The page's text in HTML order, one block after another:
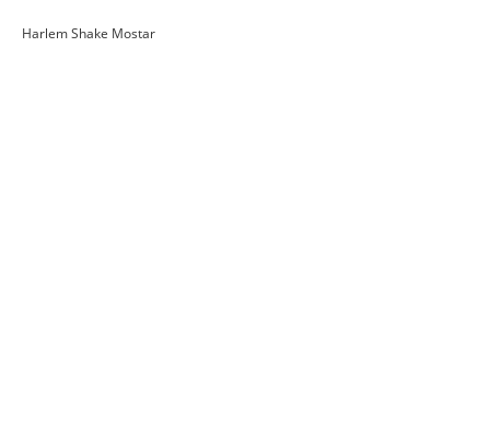
Harlem Shake Mostar